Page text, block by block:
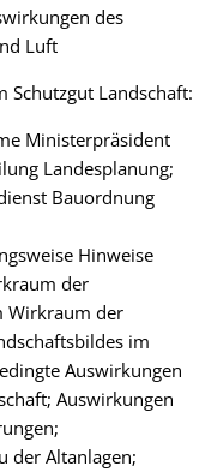
des
Luft
Landschaft:
Ministerpräsident
Landesplanung;
Bauordnung
Hinweise
der
Wirkraum der
im
Auswirkungen
Auswirkungen
der Altanlagen;